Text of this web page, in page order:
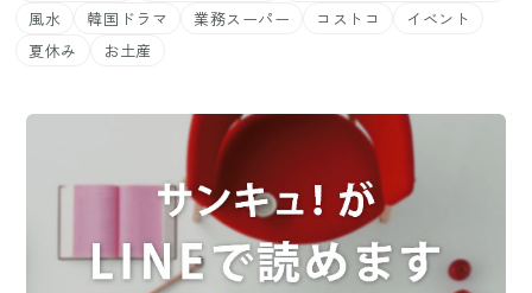
風水
韓国ドラマ 業務スーパー コストコ
イベント
夏休み
お土産